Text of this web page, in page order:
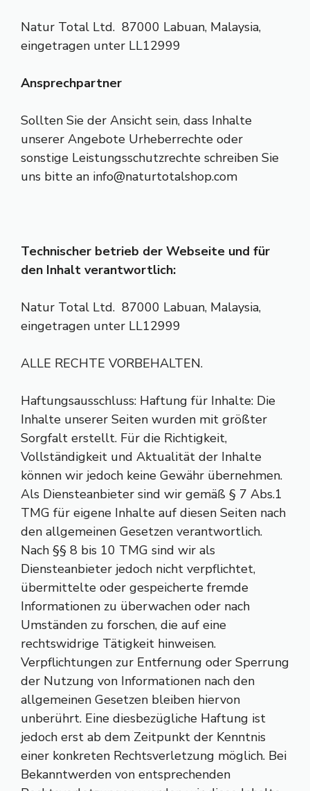
Natur Total Ltd. 87000 Labuan, Malaysia,
eingetragen unter LL12999
Ansprechpartner
Sollten Sie der Ansicht sein, dass Inhalte
unserer Angebote Urheberrechte oder
sonstige Leistungsschutzrechte schreiben Sie
uns bitte an info@naturtotalshop.com
Technischer betrieb der Webseite und für
den Inhalt verantwortlich:
Natur Total Ltd. 87000 Labuan, Malaysia,
eingetragen unter LL12999
ALLE RECHTE VORBEHALTEN.
Haftungsausschluss: Haftung für Inhalte: Die
Inhalte unserer Seiten wurden mit größter
Sorgfalt erstellt. Für die Richtigkeit,
Vollständigkeit und Aktualität der Inhalte
können wir jedoch keine Gewähr übernehmen.
Als Diensteanbieter sind wir gemäß § 7 Abs.1
TMG für eigene Inhalte auf diesen Seiten nach
den allgemeinen Gesetzen verantwortlich.
Nach §§ 8 bis 10 TMG sind wir als
Diensteanbieter jedoch nicht verpflichtet,
übermittelte oder gespeicherte fremde
Informationen zu überwachen oder nach
Umständen zu forschen, die auf eine
rechtswidrige Tätigkeit hinweisen.
Verpflichtungen zur Entfernung oder Sperrung
der Nutzung von Informationen nach den
allgemeinen Gesetzen bleiben hiervon
unberührt. Eine diesbezügliche Haftung ist
jedoch erst ab dem Zeitpunkt der Kenntnis
einer konkreten Rechtsverletzung möglich. Bei
Bekanntwerden von entsprechenden